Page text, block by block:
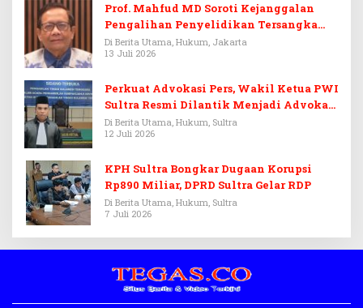
Prof. Mahfud MD Soroti Kejanggalan
Pengalihan Penyelidikan Tersangka
Febrie Adriansyah
Di Berita Utama, Hukum, Jakarta
13 Juli 2026
Perkuat Advokasi Pers, Wakil Ketua PWI
Sultra Resmi Dilantik Menjadi Advokat
PERADI
Di Berita Utama, Hukum, Sultra
12 Juli 2026
KPH Sultra Bongkar Dugaan Korupsi
Rp890 Miliar, DPRD Sultra Gelar RDP
Di Berita Utama, Hukum, Sultra
7 Juli 2026